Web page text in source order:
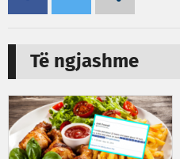
Të ngjashme